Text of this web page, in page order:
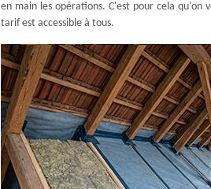
en main les opérations. C'est pour cela qu'on
tarif est accessible à tous.